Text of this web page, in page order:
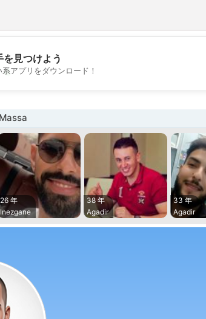
💖
💕
見つけよう
アプリをダウンロード！
26 年
Inezgane
38 年
Agadir
33 年
Agadir